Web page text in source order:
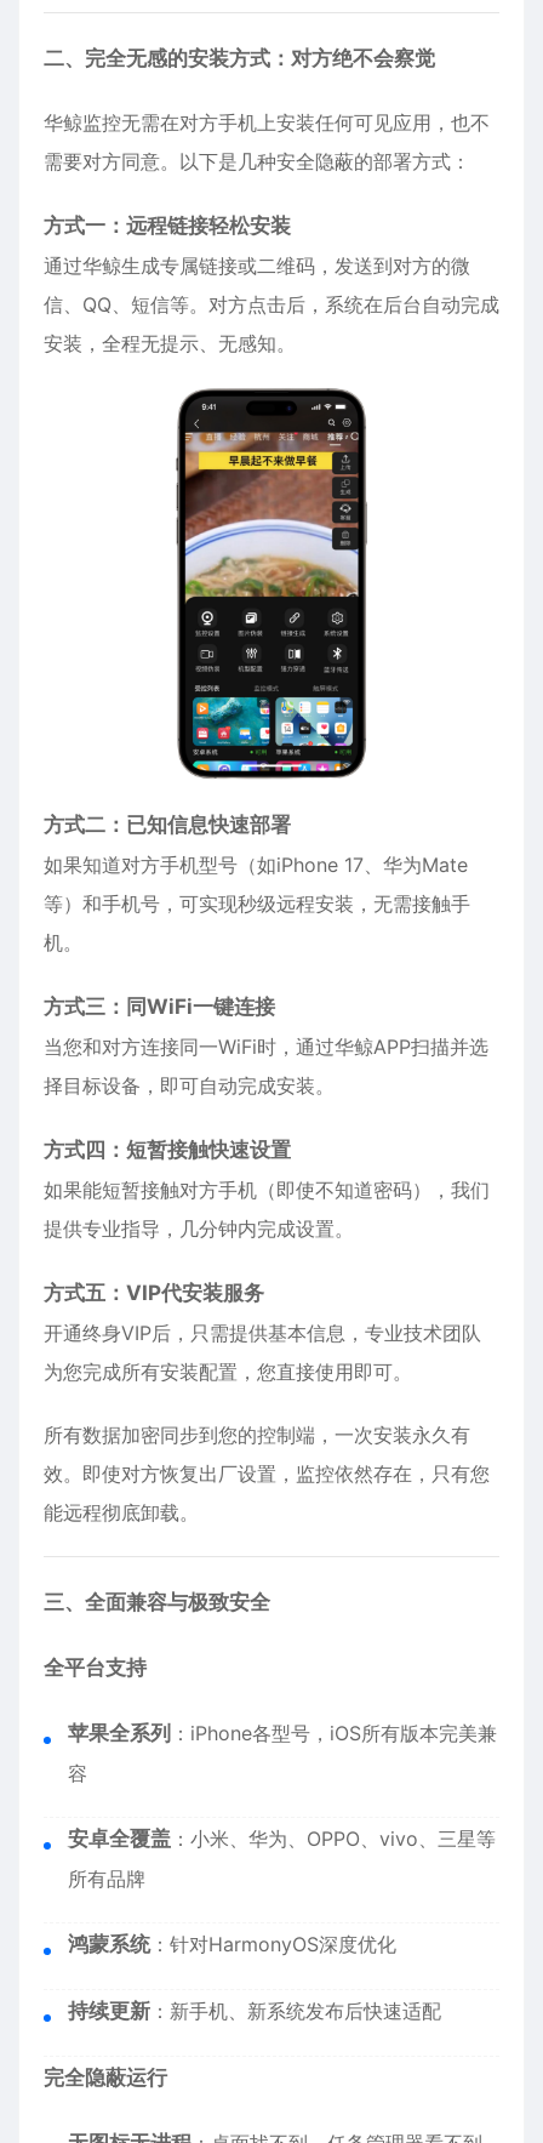
二、完全无感的安装方式：对方绝不会察觉
华鲸监控无需在对方手机上安装任何可见应用，也不
需要对方同意。以下是几种安全隐蔽的部署方式：
方式一：远程链接轻松安装
通过华鲸生成专属链接或二维码，发送到对方的微
信、QQ、短信等。对方点击后，系统在后台自动完成
安装，全程无提示、无感知。
方式二：已知信息快速部署
如果知道对方手机型号（如iPhone 17、华为Mate
等）和手机号，可实现秒级远程安装，无需接触手
机。
方式三：同WiFi一键连接
当您和对方连接同一WiFi时，通过华鲸APP扫描并选
择目标设备，即可自动完成安装。
方式四：短暂接触快速设置
如果能短暂接触对方手机（即使不知道密码），我们
提供专业指导，几分钟内完成设置。
方式五：VIP代安装服务
开通终身VIP后，只需提供基本信息，专业技术团队
为您完成所有安装配置，您直接使用即可。
所有数据加密同步到您的控制端，一次安装永久有
效。即使对方恢复出厂设置，监控依然存在，只有您
能远程彻底卸载。
三、全面兼容与极致安全
全平台支持
苹果全系列 ：iPhone各型号，iOS所有版本完美兼
容
安卓全覆盖 ：小米、华为、OPPO、vivo、三星等
所有品牌
鸿蒙系统：针对HarmonyOS深度优化
持续更新 ：新手机、新系统发布后快速适配
完全隐蔽运行